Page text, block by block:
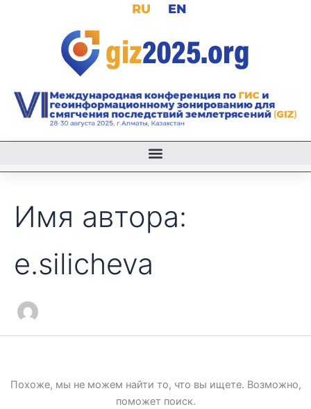
содержимому
RU EN
Имя автора:
e.silicheva
Похоже, мы не можем найти то, что вы ищете. Возможно,
поможет поиск.